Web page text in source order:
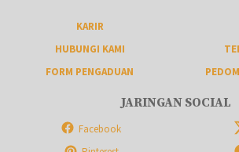
KARIR
HUBUNGI KAMI
FORM PENGADUAN
JARINGAN SOCIAL
Facebook